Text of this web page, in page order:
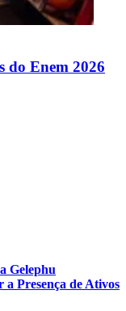
do Enem 2026
Gelephu
Presença de Ativos